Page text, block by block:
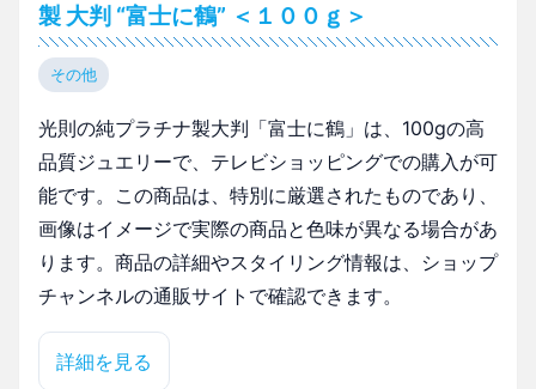
製 大判 “富士に鶴” ＜１００ｇ＞
その他
光則の純プラチナ製大判「富士に鶴」は、100gの高
品質ジュエリーで、テレビショッピングでの購入が可
能です。この商品は、特別に厳選されたものであり、
画像はイメージで実際の商品と色味が異なる場合があ
ります。商品の詳細やスタイリング情報は、ショップ
チャンネルの通販サイトで確認できます。
詳細を見る